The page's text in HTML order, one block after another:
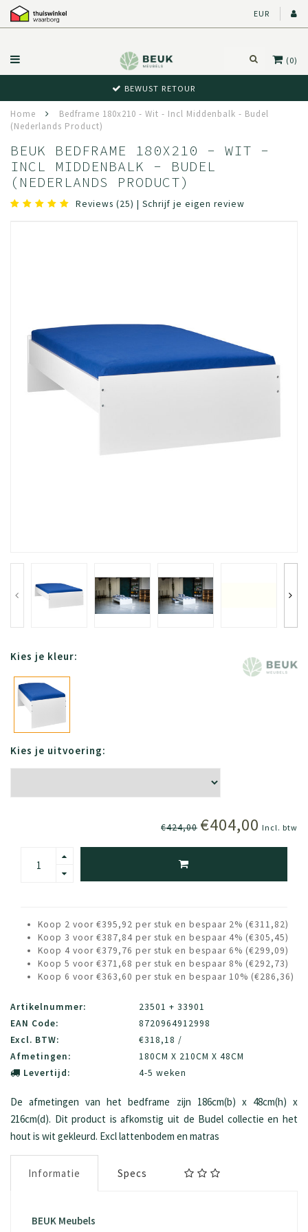
EUR
(0)
BEWUST RETOUR
Home
Bedframe 180x210 - Wit - Incl Middenbalk - Budel
(Nederlands Product)
BEUK BEDFRAME 180X210 - WIT -
INCL MIDDENBALK - BUDEL
(NEDERLANDS PRODUCT)
Reviews (25) | Schrijf je eigen review
Kies je kleur:
Kies je uitvoering:
€424,00 €404,00 Incl. btw
Koop 2 voor €395,92 per stuk en bespaar 2% (€311,82)
Koop 3 voor €387,84 per stuk en bespaar 4% (€305,45)
Koop 4 voor €379,76 per stuk en bespaar 6% (€299,09)
Koop 5 voor €371,68 per stuk en bespaar 8% (€292,73)
Koop 6 voor €363,60 per stuk en bespaar 10% (€286,36)
Artikelnummer:
23501 + 33901
EAN Code:
8720964912998
Excl. BTW:
€318,18 /
Afmetingen:
180CM X 210CM X 48CM
Levertijd:
4-5 weken
De afmetingen van het bedframe zijn 186cm(b) x 48cm(h) x
216cm(d). Dit product is afkomstig uit de Budel collectie en het
hout is wit gekleurd. Excl lattenbodem en matras
Informatie Specs
BEUK Meubels